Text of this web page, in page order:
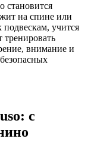
становится
на спине или
подвескам, учится
тренировать
внимание и
с